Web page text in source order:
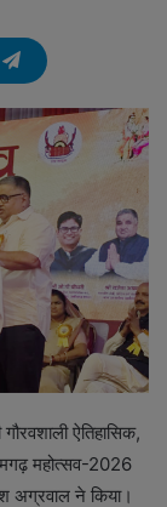
ऐतिहासिक,
महोत्सव-2026
अग्रवाल ने किया।